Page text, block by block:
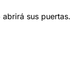
sus puertas.